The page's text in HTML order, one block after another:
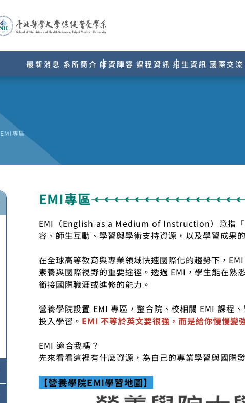
最新消息 系所簡介 師資陣容 課程資訊 招生資訊 國際交流
EMI專區
EMI專區
EMI（English as a Medium of Instruction）意指「
容、師生互動、學習與學術支持資源，以及學習成果
在全球高等教育與專業領域快速國際化的趨勢下，
素養與國際視野的重要途徑。透過 EMI，學生能在熟
銜接國際職涯或進修的能力。
營養學院設置 EMI 專區，整合院、校相關 EMI 課程
投入學習。 EMI 不等於英文要很強，而是給你慢慢變
EMI 適合我嗎？
先來看看這裡有什麼資源，為自己的專業學習與國際
【營養學院EMI學習地圖】